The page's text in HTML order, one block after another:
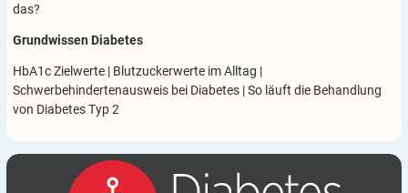
das?
Grundwissen Diabetes
HbA1c Zielwerte | Blutzuckerwerte im Alltag |
Schwerbehindertenausweis bei Diabetes |So läuft die Behandlung
von Diabetes Typ 2